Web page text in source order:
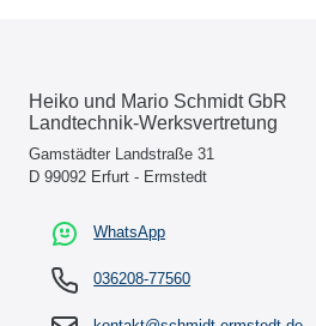
Heiko und Mario Schmidt GbR
Landtechnik-Werksvertretung
Gamstädter Landstraße 31
D 99092 Erfurt - Ermstedt
WhatsApp
036208-77560